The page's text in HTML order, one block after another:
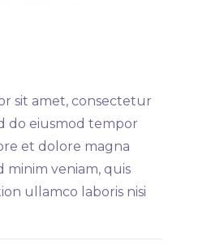
sit amet, consectetur
do eiusmod tempor
et dolore magna
minim veniam, quis
ullamco laboris nisi